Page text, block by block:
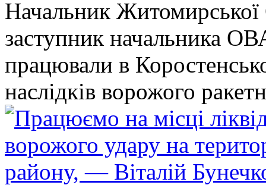
Начальник
заступник начальника
працювали в
наслідків ворожого